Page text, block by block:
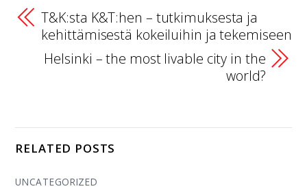
T&K:sta K&T:hen – tutkimuksesta ja
kehittämisestä kokeiluihin ja tekemiseen
Helsinki – the most livable city in the
world?
RELATED POSTS
UNCATEGORIZED